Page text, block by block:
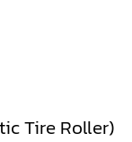
Tire Roller)